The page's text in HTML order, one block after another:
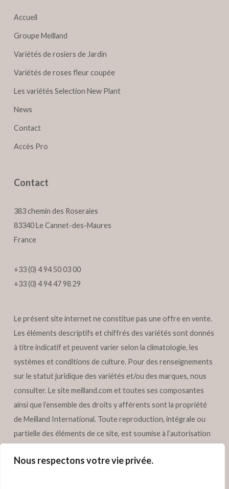
Nous respectons votre vie privée.
Accueil
Groupe Meilland
Variétés de rosiers de Jardin
Variétés de roses fleur coupée
Les variétés Selection New Plant
News
Contact
Accès Pro
Contact
383 chemin des Roseraies
83340 Le Cannet-des-Maures
France
+33 (0) 4 94 50 03 00
+33 (0) 4 94 47 98 29
Le présent site internet ne constitue pas une offre en vente.
Les éléments descriptifs et chiffrés des variétés sont donnés
à titre indicatif et peuvent varier selon la climatologie, les
systèmes et conditions de culture. Pour des renseignements
sur le statut juridique des variétés et/ou des marques, nous
consulter. Le sitemeilland.com et toutes ses composantes
ainsi que l’ensemble des droits y afférents sont la propriété
de Meilland International. Toute reproduction, intégrale ou
partielle des éléments de ce site, est soumise à l’autorisation
réservés – Meilland International.